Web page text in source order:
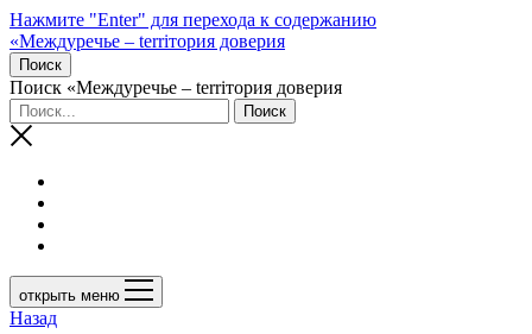
Нажмите "Enter" для перехода к содержанию
«Междуречье – terriтория доверия
Поиск
Поиск «Междуречье – terriтория доверия
открыть меню
Назад